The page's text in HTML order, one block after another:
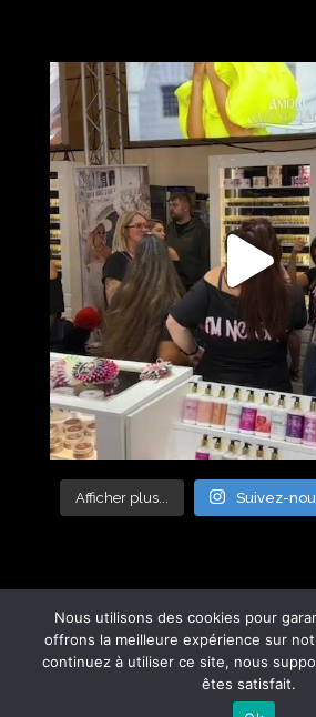
Afficher plus... Suivez-
2025MADE
Nous utilisons des cookies pour
offrons la meilleure expérience sur
continuez à utiliser ce site, nous
êtes satisfait.